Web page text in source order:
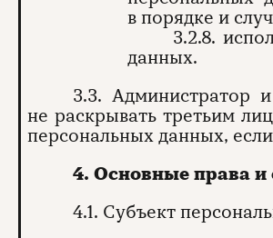
в порядке и
3.2.8.
данных.
3.3. Администратор
не раскрывать третьим
персональных данных,
4. Основные права и
4.1. Субъект